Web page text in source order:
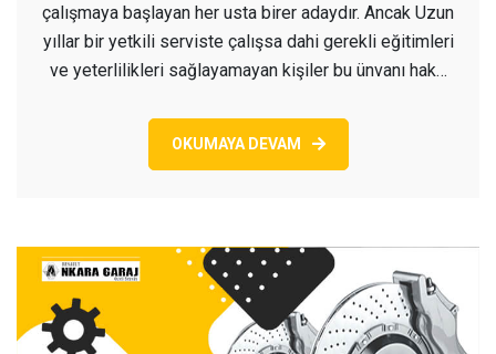
çalışmaya başlayan her usta birer adaydır. Ancak Uzun
yıllar bir yetkili serviste çalışsa dahi gerekli eğitimleri
ve yeterlilikleri sağlayamayan kişiler bu ünvanı hak…
OKUMAYA DEVAM